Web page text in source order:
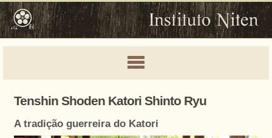
Tenshin Shoden Katori Shinto Ryu
A tradição guerreira do Katori